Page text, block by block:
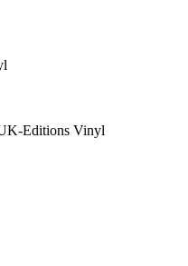
Editions Vinyl